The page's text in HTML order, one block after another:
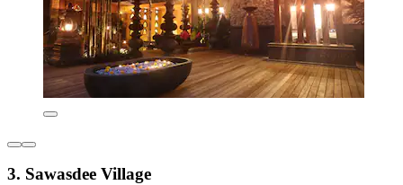
3. Sawasdee Village